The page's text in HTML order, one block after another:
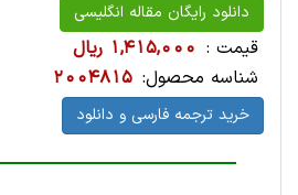
دانلود رایگان مقاله انگلیسی
قیمت : 1,415,000 ریال
شناسه محصول: 2004815
خرید ترجمه فارسی و دانلود